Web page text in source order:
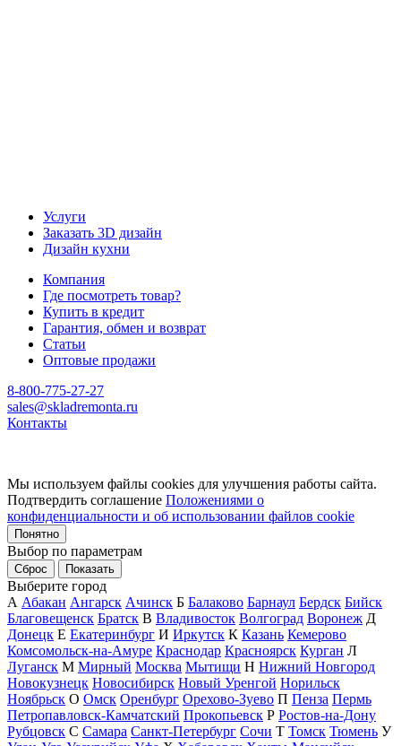
Услуги
Заказать 3D дизайн
Дизайн кухни
Компания
Где посмотреть товар?
Купить в кредит
Гарантия, обмен и возврат
Статьи
Оптовые продажи
8-800-775-27-27
sales@skladremonta.ru
Контакты
Мы используем файлы cookies для улучшения работы сайта.
Подтвердить соглашение Положениями о
конфиденциальности и об использовании файлов cookie
Понятно
Выбор по параметрам
Сброс Показать
Выберите город
А Абакан Ангарск Ачинск Б Балаково Барнаул Бердск Бийск
Благовещенск Братск В Владивосток Волгоград Воронеж Д
Донецк Е Екатеринбург И Иркутск К Казань Кемерово
Комсомольск-на-Амуре Краснодар Красноярск Курган Л
Луганск М Мирный Москва Мытищи Н Нижний Новгород
Новокузнецк Новосибирск Новый Уренгой Норильск
Ноябрьск О Омск Оренбург Орехово-Зуево П Пенза Пермь
Петропавловск-Камчатский Прокопьевск Р Ростов-на-Дону
Рубцовск С Самара Санкт-Петербург Сочи Т Томск Тюмень У